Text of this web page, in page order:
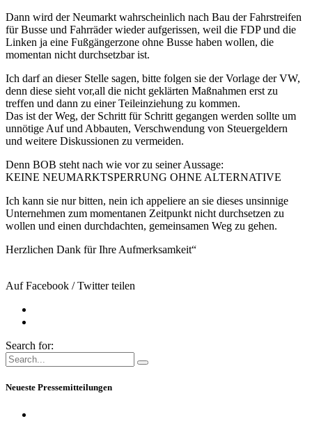
Dann wird der Neumarkt wahrscheinlich nach Bau der Fahrstreifen
für Busse und Fahrräder wieder aufgerissen, weil die FDP und die
Linken ja eine Fußgängerzone ohne Busse haben wollen, die
momentan nicht durchsetzbar ist.
Ich darf an dieser Stelle sagen, bitte folgen sie der Vorlage der VW,
denn diese sieht vor,all die nicht geklärten Maßnahmen erst zu
treffen und dann zu einer Teileinziehung zu kommen.
Das ist der Weg, der Schritt für Schritt gegangen werden sollte um
unnötige Auf und Abbauten, Verschwendung von Steuergeldern
und weitere Diskussionen zu vermeiden.
Denn BOB steht nach wie vor zu seiner Aussage:
KEINE NEUMARKTSPERRUNG OHNE ALTERNATIVE
Ich kann sie nur bitten, nein ich appeliere an sie dieses unsinnige
Unternehmen zum momentanen Zeitpunkt nicht durchsetzen zu
wollen und einen durchdachten, gemeinsamen Weg zu gehen.
Herzlichen Dank für Ihre Aufmerksamkeit“
Auf Facebook / Twitter teilen
Search for:
Neueste Pressemitteilungen